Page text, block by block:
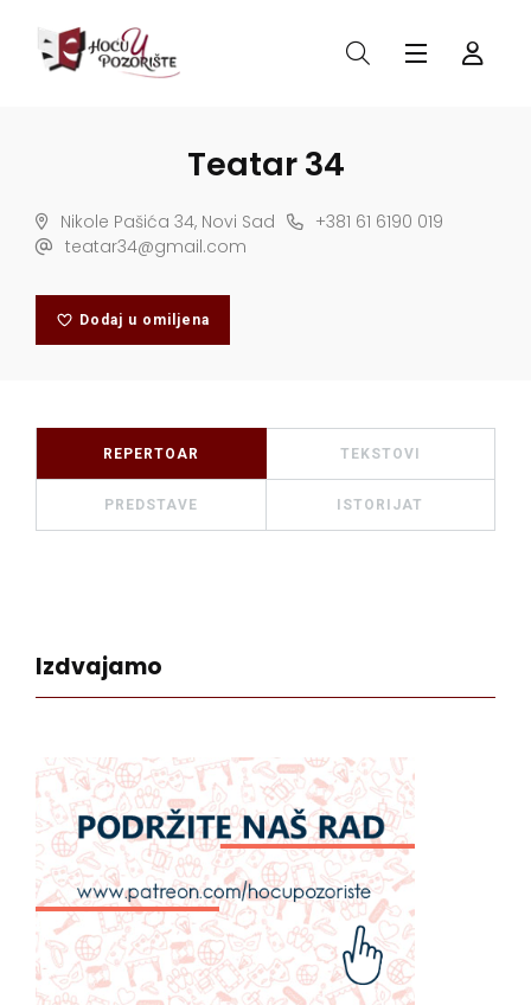
Teatar 34
Nikole Pašića 34, Novi Sad
+381 61 6190 019
teatar34@gmail.com
Dodaj u omiljena
REPERTOAR TEKSTOVI
PREDSTAVE ISTORIJAT
Izdvajamo